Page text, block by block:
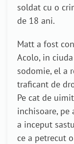
soldat cu o
de 18 ani.
Matt a fost
Acolo, in
sodomie, el a
traficant de
Pe cat de
inchisoare,
a inceput
ce a petrecut